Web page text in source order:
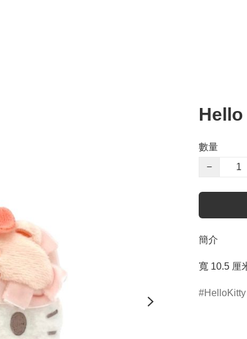
Hello
數量
−
簡介
寬 10.5 厘
HelloKitty